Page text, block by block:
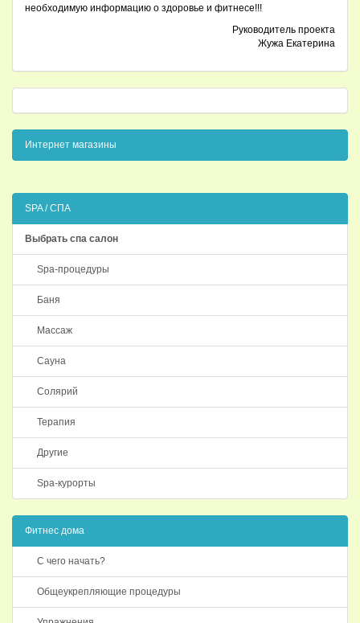
необходимую информацию о здоровье и фитнесе!!!
Руководитель проекта
Жужа Екатерина
Интернет магазины
SPA / СПА
Выбрать спа салон
Spa-процедуры
Баня
Массаж
Сауна
Солярий
Терапия
Другие
Spa-курорты
Фитнес дома
С чего начать?
Общеукрепляющие процедуры